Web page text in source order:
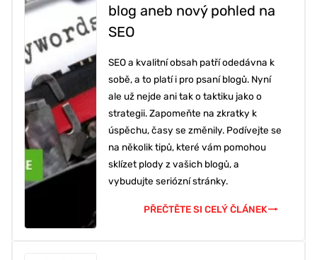
blog aneb nový pohled na
SEO
SEO a kvalitní obsah patří odedávna k
sobě, a to platí i pro psaní blogů. Nyní
ale už nejde ani tak o taktiku jako o
strategii. Zapomeňte na zkratky k
úspěchu, časy se změnily. Podívejte se
na několik tipů, které vám pomohou
sklízet plody z vašich blogů, a
vybudujte seriózní stránky.
PŘEČTĚTE SI CELÝ ČLÁNEK